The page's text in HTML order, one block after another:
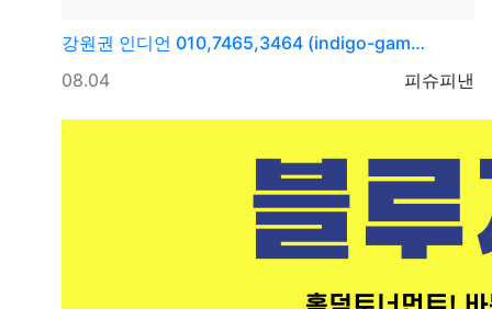
강원권 인디언 010,7465,3464 (indigo-gam…
등록자
피슈피낸
등록일
08.04